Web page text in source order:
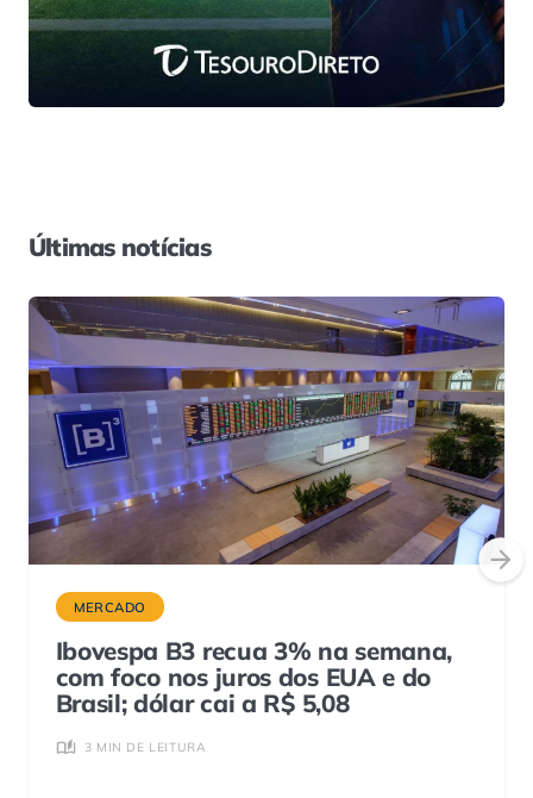
Últimas notícias
MERCADO
Ibovespa B3 recua 3% na semana,
com foco nos juros dos EUA e do
Brasil; dólar cai a R$ 5,08
3 MIN DE LEITURA